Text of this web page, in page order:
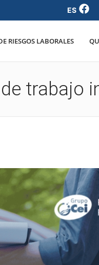
RIESGOS LABORALES
trabajo